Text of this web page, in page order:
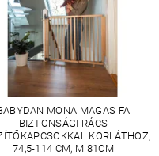
MONA MAGAS FA
BIZTONSÁGI RÁCS
KORLÁTHOZ,
74,5-114 CM, M.81CM